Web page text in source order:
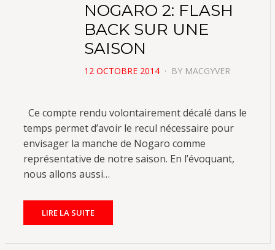
NOGARO 2: FLASH
BACK SUR UNE
SAISON
POSTED
12 OCTOBRE 2014 BY MACGYVER
Ce compte rendu volontairement décalé dans le
temps permet d’avoir le recul nécessaire pour
envisager la manche de Nogaro comme
représentative de notre saison. En l’évoquant,
nous allons aussi…
LIRE LA SUITE